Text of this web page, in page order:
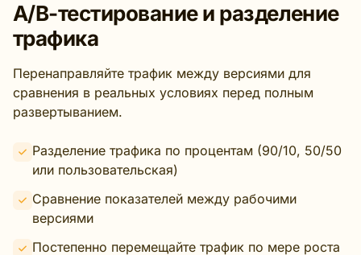
A/B-тестирование и разделение
трафика
Перенаправляйте трафик между версиями для
сравнения в реальных условиях перед полным
развертыванием.
Разделение трафика по процентам (90/10, 50/50
или пользовательская)
Сравнение показателей между рабочими
версиями
Постепенно перемещайте трафик по мере роста